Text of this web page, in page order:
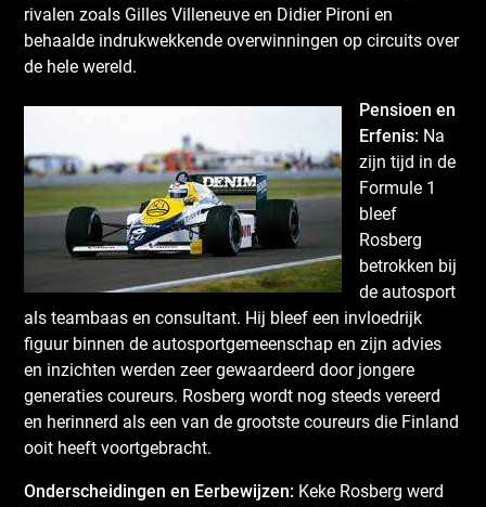
rivalen zoals Gilles Villeneuve en Didier Pironi en
behaalde indrukwekkende overwinningen op circuits over
de hele wereld.
Pensioen en
Erfenis: Na
zijn tijd in de
Formule 1
bleef
Rosberg
betrokken bij
de autosport
als teambaas en consultant. Hij bleef een invloedrijk
figuur binnen de autosportgemeenschap en zijn advies
en inzichten werden zeer gewaardeerd door jongere
generaties coureurs. Rosberg wordt nog steeds vereerd
en herinnerd als een van de grootste coureurs die Finland
ooit heeft voortgebracht.
Onderscheidingen en Eerbewijzen: Keke Rosberg werd